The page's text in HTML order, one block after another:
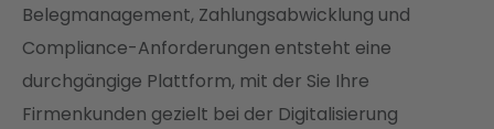
Belegmanagement, Zahlungsabwicklung und
Compliance-Anforderungen entsteht eine
durchgängige Plattform, mit der Sie Ihre
Firmenkunden gezielt bei der Digitalisierung